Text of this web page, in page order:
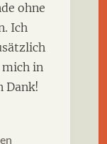
ohne
Ich
mich in
Dank!